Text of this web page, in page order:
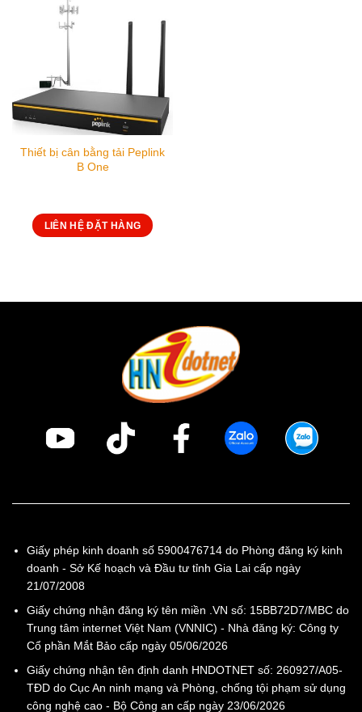
Thiết bị cân bằng tải Peplink
B One
LIÊN HỆ ĐẶT HÀNG
Giấy phép kinh doanh số 5900476714 do Phòng đăng ký kinh
doanh - Sở Kế hoạch và Đầu tư tỉnh Gia Lai cấp ngày
21/07/2008
Giấy chứng nhận đăng ký tên miền .VN số: 15BB72D7/MBC do
Trung tâm internet Việt Nam (VNNIC) - Nhà đăng ký: Công ty
Cổ phần Mắt Bảo cấp ngày 05/06/2026
Giấy chứng nhận tên định danh HNDOTNET số: 260927/A05-
TĐD do Cục An ninh mạng và Phòng, chống tội phạm sử dụng
công nghệ cao - Bộ Công an cấp ngày 23/06/2026